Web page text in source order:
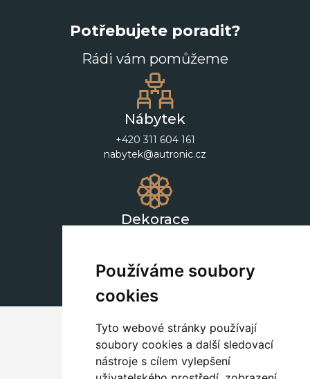
Používáme soubory
cookies
Tyto webové stránky používají
soubory cookies a další sledovací
nástroje s cílem vylepšení
Potřebujete poradit?
Rádi vám pomůžeme
Nábytek
+420 311 604 161
nabytek@autronic.cz
Dekorace